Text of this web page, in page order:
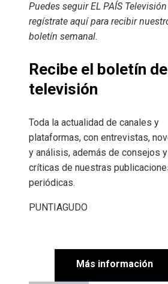
Puedes seguir EL PAÍS
regístrate aquí para recibir
boletín semanal.
Recibe el boletín de
televisión
Toda la actualidad de canales y
plataformas, con entrevistas,
y análisis, además de consejos y
críticas de nuestras
periódicas.
PUNTIAGUDO
Más información